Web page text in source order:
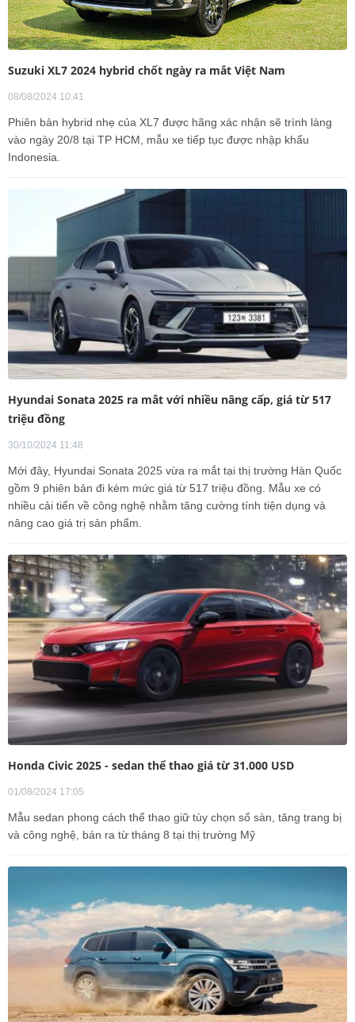
Suzuki XL7 2024 hybrid chốt ngày ra mắt Việt Nam
08/08/2024 10:41
Phiên bản hybrid nhẹ của XL7 được hãng xác nhận sẽ trình làng
vào ngày 20/8 tại TP HCM, mẫu xe tiếp tục được nhập khẩu
Indonesia.
Hyundai Sonata 2025 ra mắt với nhiều nâng cấp, giá từ 517
triệu đồng
30/10/2024 11:48
Mới đây, Hyundai Sonata 2025 vừa ra mắt tại thị trường Hàn Quốc
gồm 9 phiên bản đi kèm mức giá từ 517 triệu đồng. Mẫu xe có
nhiều cải tiến về công nghệ nhằm tăng cường tính tiện dụng và
nâng cao giá trị sản phẩm.
Honda Civic 2025 - sedan thể thao giá từ 31.000 USD
01/08/2024 17:05
Mẫu sedan phong cách thể thao giữ tùy chọn số sàn, tăng trang bị
và công nghệ, bán ra từ tháng 8 tại thị trường Mỹ